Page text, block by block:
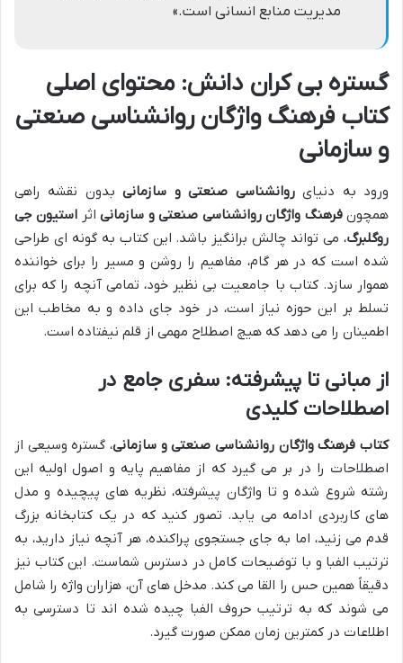
مدیریت منابع انسانی است.»
گستره بی کران دانش: محتوای اصلی
کتاب فرهنگ واژگان روانشناسی صنعتی
و سازمانی
ورود به دنیایروانشناسی صنعتی و سازمانیبدون نقشه راهی
همچونفرهنگ واژگان روانشناسی صنعتی و سازمانیاثر استیون جی
روگلبرگ، می تواند چالش برانگیز باشد. این کتاب به گونه ای طراحی
شده است که در هر گام، مفاهیم را روشن و مسیر را برای خواننده
هموار سازد. کتاب با جامعیت بی نظیر خود، تمامی آنچه را که برای
تسلط بر این حوزه نیاز است، در خود جای داده و به مخاطب این
اطمینان را می دهد که هیچ اصطلاح مهمی از قلم نیفتاده است.
از مبانی تا پیشرفته: سفری جامع در
اصطلاحات کلیدی
کتاب فرهنگ واژگان روانشناسی صنعتی و سازمانی، گستره وسیعی از
اصطلاحات را در بر می گیرد که از مفاهیم پایه و اصول اولیه این
رشته شروع شده و تا واژگان پیشرفته، نظریه های پیچیده و مدل
های کاربردی ادامه می یابد. تصور کنید که در یک کتابخانه بزرگ
قدم می زنید، اما به جای جستجوی پراکنده، هر آنچه نیاز دارید، به
ترتیب الفبا و با توضیحات کامل در دسترس شماست. این کتاب نیز
دقیقاً همین حس را القا می کند. مدخل های آن، هزاران واژه را شامل
می شوند که به ترتیب حروف الفبا چیده شده اند تا دسترسی به
اطلاعات در کمترین زمان ممکن صورت گیرد.